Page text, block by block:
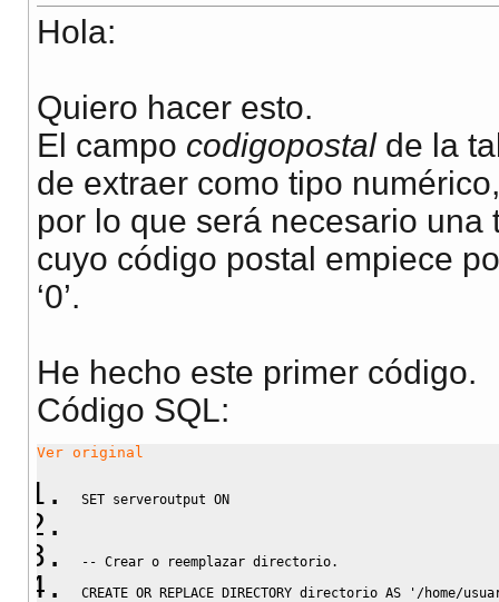
Hola:
Quiero hacer esto.
El campo codigopostalde la
de extraer como tipo numérico,
por lo que será necesario
cuyo código postal empiece
‘0’.
He hecho este primer código.
Código SQL:
Ver original
SET serveroutput ON
-- Crear o reemplazar directorio.
CREATE OR REPLACE DIRECTORY directorio AS '/home/